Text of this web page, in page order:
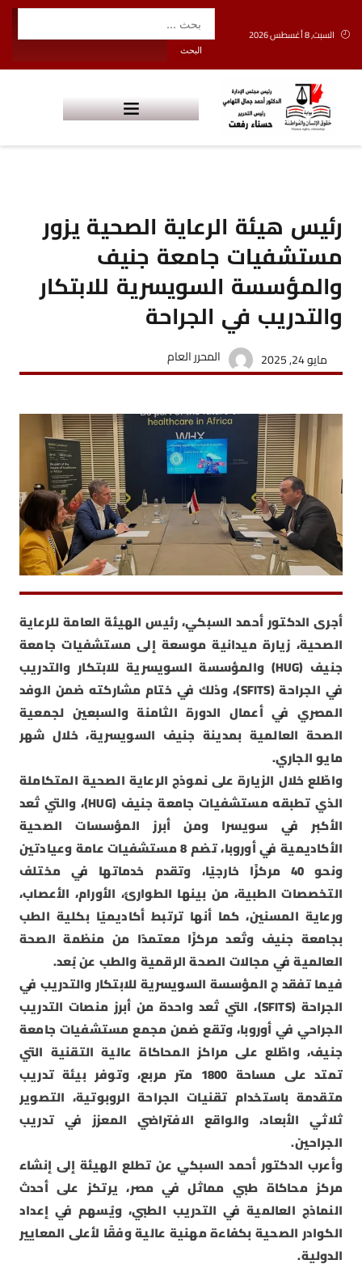
السبت, 8 أغسطس 2026
رئيس هيئة الرعاية الصحية يزور
مستشفيات جامعة جنيف
والمؤسسة السويسرية للابتكار
والتدريب في الجراحة
مايو 24, 2025 المحرر العام
أجرى الدكتور أحمد السبكي، رئيس الهيئة العامة للرعاية
الصحية، زيارة ميدانية موسعة إلى مستشفيات جامعة
جنيف (HUG) والمؤسسة السويسرية للابتكار والتدريب
في الجراحة (SFITS)، وذلك في ختام مشاركته ضمن الوفد
المصري في أعمال الدورة الثامنة والسبعين لجمعية
الصحة العالمية بمدينة جنيف السويسرية، خلال شهر
مايو الجاري.
واطّلع خلال الزيارة على نموذج الرعاية الصحية المتكاملة
الذي تطبقه مستشفيات جامعة جنيف (HUG)، والتي تُعد
الأكبر في سويسرا ومن أبرز المؤسسات الصحية
الأكاديمية في أوروبا، تضم 8 مستشفيات عامة وعيادتين
ونحو 40 مركزًا خارجيًا، وتقدم خدماتها في مختلف
التخصصات الطبية، من بينها الطوارئ، الأورام، الأعصاب،
ورعاية المسنين، كما أنها ترتبط أكاديميًا بكلية الطب
بجامعة جنيف وتُعد مركزًا معتمدًا من منظمة الصحة
العالمية في مجالات الصحة الرقمية والطب عن بُعد.
فيما تفقد ج المؤسسة السويسرية للابتكار والتدريب في
الجراحة (SFITS)، التي تُعد واحدة من أبرز منصات التدريب
الجراحي في أوروبا، وتقع ضمن مجمع مستشفيات جامعة
جنيف، واطّلع على مراكز المحاكاة عالية التقنية التي
تمتد على مساحة 1800 متر مربع، وتوفر بيئة تدريب
متقدمة باستخدام تقنيات الجراحة الروبوتية، التصوير
ثلاثي الأبعاد، والواقع الافتراضي المعزز في تدريب
الجراحين.
وأعرب الدكتور أحمد السبكي عن تطلع الهيئة إلى إنشاء
مركز محاكاة طبي مماثل في مصر، يرتكز على أحدث
النماذج العالمية في التدريب الطبي، ويُسهم في إعداد
الكوادر الصحية بكفاءة مهنية عالية وفقًا لأعلى المعايير
الدولية.